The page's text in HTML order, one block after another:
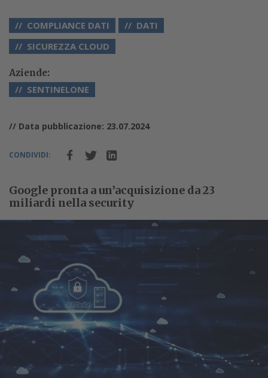
COMPLIANCE DATI
DATI
SICUREZZA CLOUD
Aziende:
SENTINELONE
// Data pubblicazione: 23.07.2024
CONDIVIDI:
Google pronta a un’acquisizione da 23
miliardi nella security